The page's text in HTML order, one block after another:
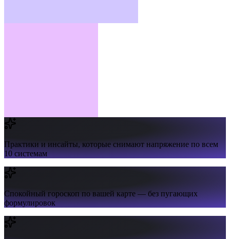
Практики и инсайты,которые снимают напряжение по всем
10 системам
Спокойный гороскоппо вашей карте — без пугающих
формулировок